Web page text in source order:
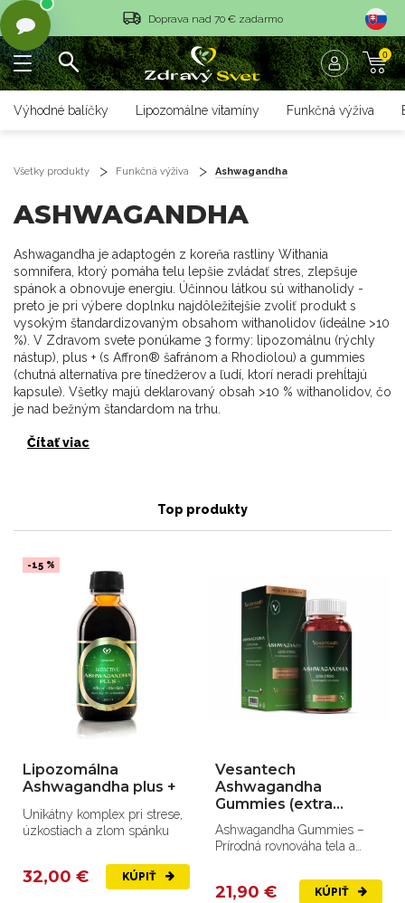
Vrátenie tovaru do 14 dní
Rýchle dodanie <36 hod
Doprava nad 70 € zadarmo
0
Výhodné balíčky Lipozomálne vitamíny Funkčná výživa
Všetky produkty Funkčná výživa Ashwagandha
ASHWAGANDHA
Ashwagandha je adaptogén z koreňa rastliny Withania
somnifera, ktorý pomáha telu lepšie zvládať stres, zlepšuje
spánok a obnovuje energiu. Účinnou látkou sú withanolidy -
preto je pri výbere doplnku najdôležitejšie zvoliť produkt s
vysokým štandardizovaným obsahom withanolidov (ideálne >10
%). V Zdravom svete ponúkame 3 formy: lipozomálnu (rýchly
nástup), plus + (s Affron® šafránom a Rhodiolou) a gummies
(chutná alternatíva pre tínedžerov a ľudí, ktorí neradi prehĺtajú
kapsule). Všetky majú deklarovaný obsah >10 % withanolidov, čo
je nad bežným štandardom na trhu.
Čítať viac
Top produkty
-15 %
Lipozomálna
Ashwagandha plus +
Unikátny komplex pri strese,
úzkostiach a zlom spánku
32,00 € KÚPIŤ
Vesantech
Ashwagandha
Gummies (extra
strong)
Ashwagandha Gummies –
Prírodná rovnováha tela a
21,90 € KÚPIŤ